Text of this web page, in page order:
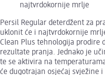
najtvrdokornije mrlje
Persil Regular deterdžent za
uklonit će i najtvrdokornije
Clean Plus tehnologija prodire
rezultate pranja. Jednako je
te se aktivira na
će dugotrajan osjećaj svježine